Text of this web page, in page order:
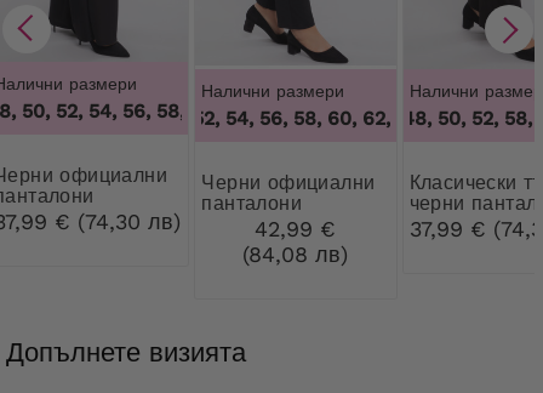
размери
50, 52, 54, 56, 58, 60, 62, 64, 46, 48, 50, 52, 54, 56, 58,
€ (74,30 лв)
Налични размери
50, 52, 54, 56, 58, 60, 62, 64,50, 52, 54,
Черни официални
панталони
42,99 €
(84,08 лв)
Налични
46, 48, 50, 52, 58,
Класически тънки
черни
37,99 €
Допълнете визията